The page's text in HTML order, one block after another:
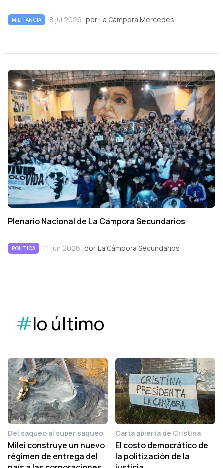
MILITANCIA 8 jul 2026 por La Cámpora Mercedes
Plenario Nacional de La Cámpora Secundarios
POLÍTICA 11 jun 2026 por La Cámpora Secundarios
#lo último
Del saqueo al super saqueo
Milei construye un nuevo
régimen de entrega del
Carta abierta de Cristina
El costo democrático de
la politización de la